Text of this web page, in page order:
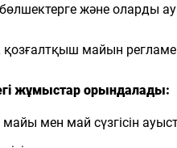
және оларды
майын
жұмыстар орындалады:
мен май сүзгісін